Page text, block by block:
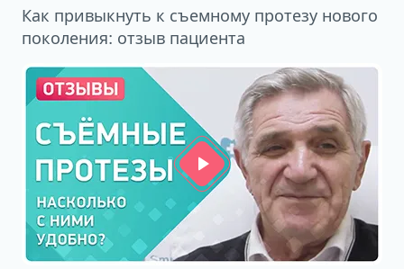
Как привыкнуть к съемному протезу нового
поколения: отзыв пациента